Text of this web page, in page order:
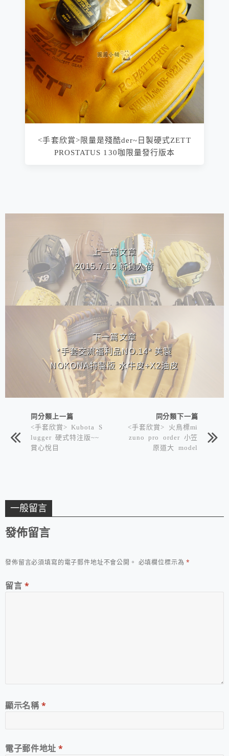
<手套欣賞>限量是殘酷der~日製硬式ZETT
PROSTATUS 130咖限量發行版本
上一篇文章
2015.7.12 新貨入荷
下一篇文章
*手套交流福利品NO.14* 美製
NOKONA特製版 水牛皮+X2油皮
同分類上一篇
<手套欣賞> Kubota S
lugger 硬式特注版~~
賞心悅目
同分類下一篇
<手套欣賞> 火鳥標mi
zuno pro order 小笠
原道大 model
一般留言
發佈留言
發佈留言必須填寫的電子郵件地址不會公開。 必填欄位標示為*
留言 *
顯示名稱*
電子郵件地址*